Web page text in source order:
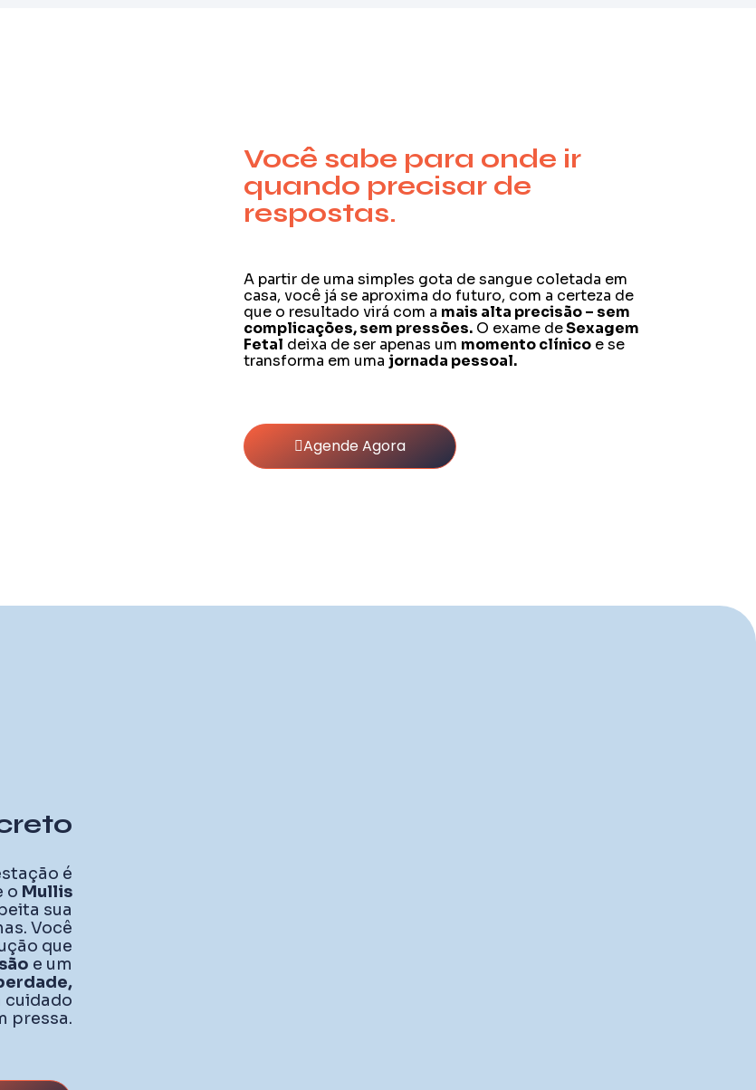
Você sabe para onde ir
quando precisar de
respostas.
A partir de uma simples gota de sangue coletada em
casa, você já se aproxima do futuro, com a certeza de
que o resultado virá com a mais alta precisão – sem
complicações, sem pressões. O exame deSexagem
Fetal deixa de ser apenas um momento clínico e se
transforma em uma jornada pessoal.
Agende Agora
é
o Mullis
sua
Você
que
e um
cuidado
pressa.